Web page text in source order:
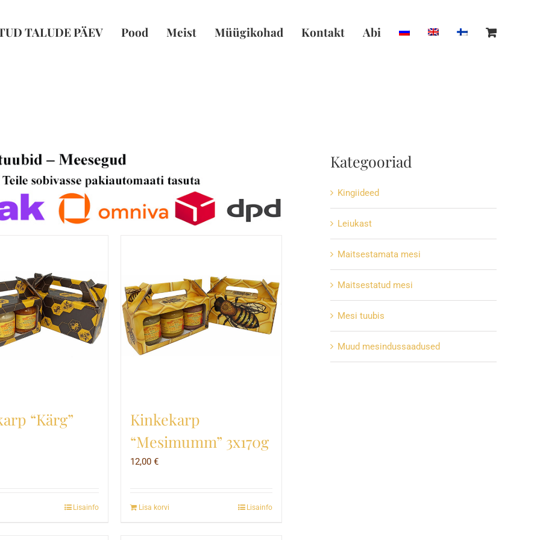
TALUDE PÄEV Pood Meist Müügikohad Kontakt Abi
“Kärg”
Lisainfo
Kinkekarp
“Mesimumm” 3x170g
12,00 €
Lisa korvi Lisainfo
Kategooriad
Kingiideed
Leiukast
Maitsestamata mesi
Maitsestatud mesi
Mesi tuubis
Muud mesindussaadused